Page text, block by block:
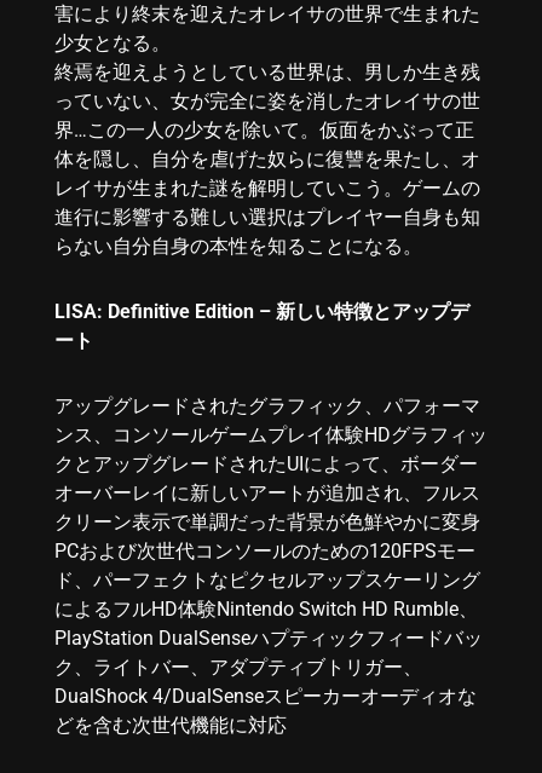
害により終末を迎えたオレイサの世界で生まれた
少女となる。
終焉を迎えようとしている世界は、男しか生き残
っていない、女が完全に姿を消したオレイサの世
界…この一人の少女を除いて。仮面をかぶって正
体を隠し、自分を虐げた奴らに復讐を果たし、オ
レイサが生まれた謎を解明していこう。ゲームの
進行に影響する難しい選択はプレイヤー自身も知
らない自分自身の本性を知ることになる。
LISA: Definitive Edition – 新しい特徴とアップデ
ート
アップグレードされたグラフィック、パフォーマ
ンス、コンソールゲームプレイ体験HDグラフィッ
クとアップグレードされたUIによって、ボーダー
オーバーレイに新しいアートが追加され、フルス
クリーン表示で単調だった背景が色鮮やかに変身
PCおよび次世代コンソールのための120FPSモー
ド、パーフェクトなピクセルアップスケーリング
によるフルHD体験Nintendo Switch HD Rumble、
PlayStation DualSenseハプティックフィードバッ
ク、ライトバー、アダプティブトリガー、
DualShock 4/DualSenseスピーカーオーディオな
どを含む次世代機能に対応